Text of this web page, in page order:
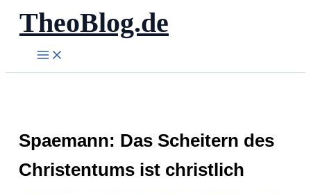
Zum
Inhalt
springen
TheoBlog.de
Spaemann: Das Scheitern des
Christentums ist christlich